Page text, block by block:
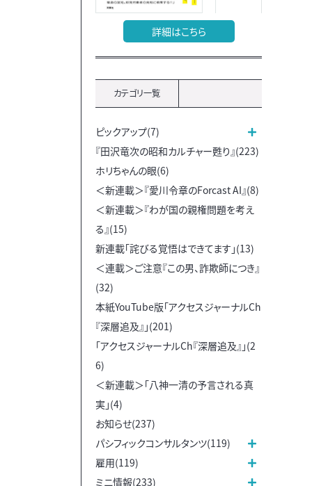
詳細はこちら
カテゴリ一覧
ピックアップ(7)
『田沢竜次の昭和カルチャー甦り』(223)
ホリちゃんの眼(6)
＜新連載＞『愛川令章のForcast AI』(8)
＜新連載＞『わが国の親権問題を考え
る』(15)
新連載「詫びる覚悟はできてます」(13)
＜連載＞ご注意『この男、詐欺師につき』
(32)
本紙YouTube版「アクセスジャーナルCh
『深層追及』」(201)
「アクセスジャーナルCh『深層追及』」(2
6)
＜新連載＞「八神一清の予言される真
実」(4)
お知らせ(237)
パシフィックコンサルタンツ(119)
雇用(119)
ミニ情報(233)